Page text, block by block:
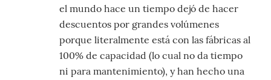
el mundo hace un tiempo dejó de hacer
descuentos por grandes volúmenes
porque literalmente está con las fábricas al
100% de capacidad (lo cual no da tiempo
ni para mantenimiento), y han hecho una